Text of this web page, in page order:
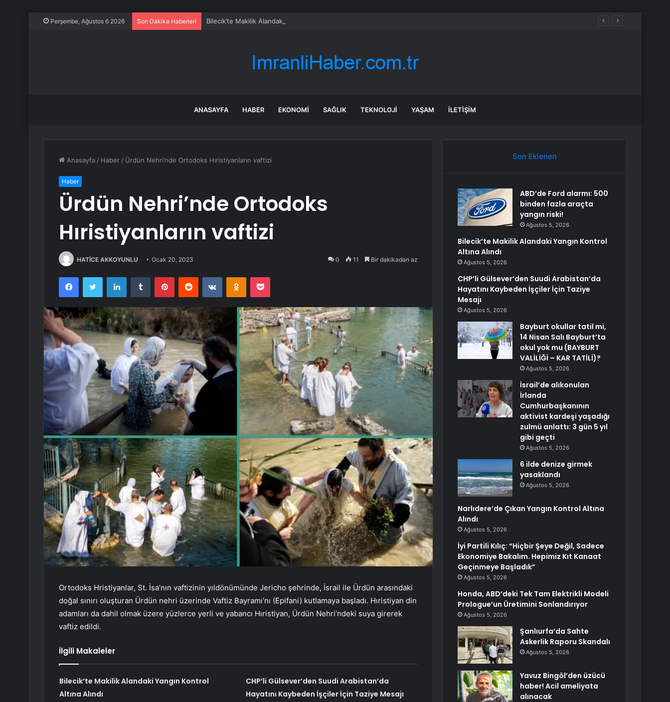
Perşembe, Ağustos 6 2026 Son Dakika Haberleri Bilecik’te Makilik Alandaki Yangın Kontrol Altına Alındı
ANASAYFA HABER EKONOMI SAĞLIK TEKNOLOJI YAŞAM İLETIŞIM
Anasayfa / Haber / Ürdün Nehri’nde Ortodoks Hıristiyanların vaftizi
Haber
Ürdün Nehri’nde Ortodoks
Hıristiyanların vaftizi
HATİCE AKKOYUNLU Ocak 20, 2023 0 11 Bir dakikadan az
FacebookTwitter LinkedInTumblr PinterestReddit VKontakteOdnoklassniki
Pocket
Ortodoks Hristiyanlar, St. İsa’nın vaftizinin yıldönümünde Jericho şehrinde, İsrail ile Ürdün arasındaki
doğal sınırı oluşturan Ürdün nehri üzerinde Vaftiz Bayramı’nı (Epifani) kutlamaya başladı. Hıristiyan din
adamları da dahil olmak üzere yüzlerce yerli ve yabancı Hıristiyan, Ürdün Nehri’ndeki suya girerek
vaftiz edildi.
İlgili Makaleler
Bilecik’te Makilik Alandaki Yangın Kontrol
Altına Alındı
CHP’li Gülsever’den Suudi Arabistan’da
Hayatını Kaybeden İşçiler İçin Taziye Mesajı
Son Eklenen
ABD’de Ford alarmı: 500
binden fazla araçta
yangın riski!
Ağustos 5, 2026
Bilecik’te Makilik Alandaki Yangın Kontrol
Altına Alındı
Ağustos 5, 2026
CHP’li Gülsever’den Suudi Arabistan’da
Hayatını Kaybeden İşçiler İçin Taziye
Mesajı
Ağustos 5, 2026
Bayburt okullar tatil mi,
14 Nisan Salı Bayburt’ta
okul yok mu (BAYBURT
VALİLİĞİ – KAR TATİLİ)?
Ağustos 5, 2026
İsrail’de alıkonulan
İrlanda
Cumhurbaşkanının
aktivist kardeşi yaşadığı
zulmü anlattı: 3 gün 5 yıl
gibi geçti
Ağustos 5, 2026
6 ilde denize girmek
yasaklandı
Ağustos 5, 2026
Narlıdere’de Çıkan Yangın Kontrol Altına
Alındı
Ağustos 5, 2026
İyi Partili Kılıç: “Hiçbir Şeye Değil, Sadece
Ekonomiye Bakalım. Hepimiz Kıt Kanaat
Geçinmeye Başladık”
Ağustos 5, 2026
Honda, ABD’deki Tek Tam Elektrikli Modeli
Prologue’un Üretimini Sonlandırıyor
Ağustos 5, 2026
Şanlıurfa’da Sahte
Askerlik Raporu Skandalı
Ağustos 5, 2026
Yavuz Bingöl’den üzücü
haber! Acil ameliyata
alınacak